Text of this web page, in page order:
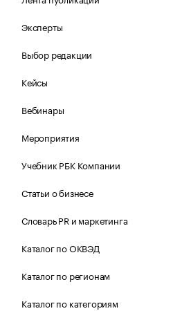
Эксперты
Выбор редакции
Кейсы
Вебинары
Мероприятия
Учебник РБК Компании
Статьи о бизнесе
Словарь PR и маркетинга
Каталог по ОКВЭД
Каталог по регионам
Каталог по категориям